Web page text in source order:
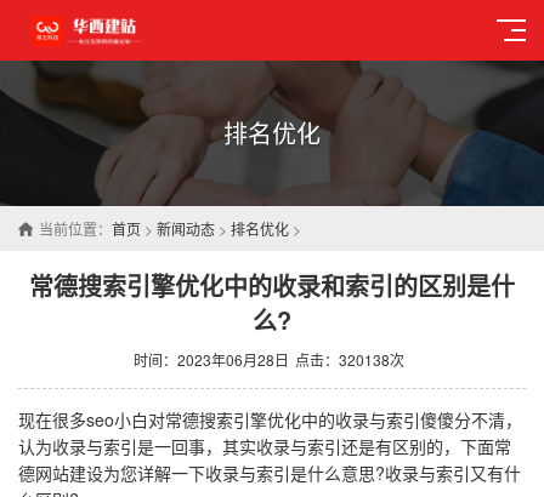
排名优化
当前位置： 首页 > 新闻动态 > 排名优化 >
常德搜索引擎优化中的收录和索引的区别是什
么?
时间：2023年06月28日 点击：320138次
现在很多seo小白对常德搜索引擎优化中的收录与索引傻傻分不清，
认为收录与索引是一回事，其实收录与索引还是有区别的，下面常
德网站建设为您详解一下收录与索引是什么意思?收录与索引又有什